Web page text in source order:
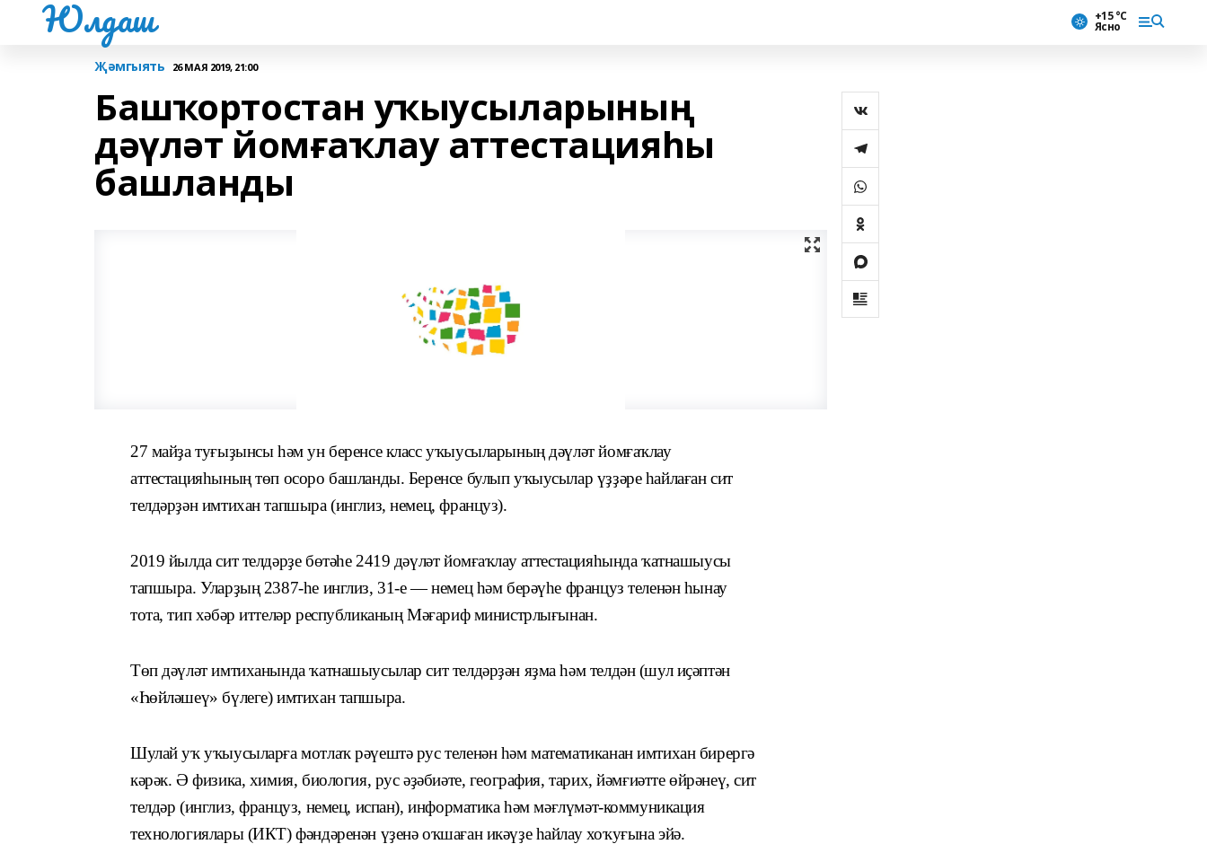
Юлдаш +15 °С
Ясно
Җәмгыять 26 МАЯ 2019, 21:00
Башҡортостан уҡыусыларының
дәүләт йомғаҡлау аттестацияһы
башланды
27 майҙа туғыҙынсы һәм ун беренсе класс уҡыусыларының дәүләт йомғаҡлау
аттестацияһының төп осоро башланды. Беренсе булып уҡыусылар үҙҙәре һайлаған сит
телдәрҙән имтихан тапшыра (инглиз, немец, француз).
2019 йылда сит телдәрҙе бөтәһе 2419 дәүләт йомғаҡлау аттестацияһында ҡатнашыусы
тапшыра. Уларҙың 2387-һе инглиз, 31-е — немец һәм берәүһе француз теленән һынау
тота, тип хәбәр иттеләр республиканың Мәғариф министрлығынан.
Төп дәүләт имтиханында ҡатнашыусылар сит телдәрҙән яҙма һәм телдән (шул иҫәптән
«Һөйләшеү» бүлеге) имтихан тапшыра.
Шулай уҡ уҡыусыларға мотлаҡ рәүештә рус теленән һәм математиканан имтихан бирергә
кәрәк. Ә физика, химия, биология, рус әҙәбиәте, география, тарих, йәмғиәтте өйрәнеү, сит
телдәр (инглиз, француз, немец, испан), информатика һәм мәғлүмәт-коммуникация
технологиялары (ИКТ) фәндәренән үҙенә оҡшаған икәүҙе һайлау хоҡуғына эйә.